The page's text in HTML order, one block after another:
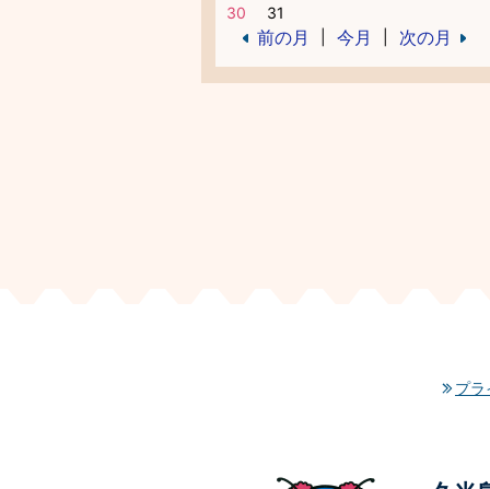
30
31
前の月 今月 次の月
プラ